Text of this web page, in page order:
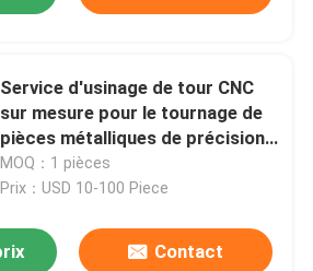
Service d'usinage de tour CNC
sur mesure pour le tournage de
pièces métalliques de précision
de fraisage en aluminium
MOQ：1 pièces
Prix：USD 10-100 Piece
Contact